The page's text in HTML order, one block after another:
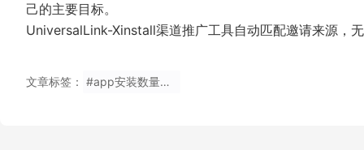
己的主要目标。
UniversalLink-Xinstall渠道推广工具自动匹配邀请来源，
文章标签： #app安装数量统计